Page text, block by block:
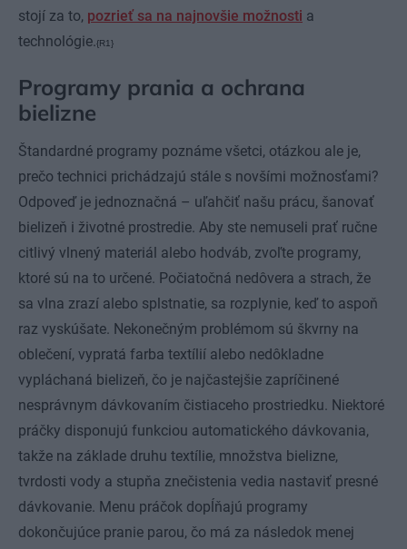
stojí za to, pozrieť sa na najnovšie možnosti a
technológie.{R1}
Programy prania a ochrana
bielizne
Štandardné programy poznáme všetci, otázkou ale je,
prečo technici prichádzajú stále s novšími možnosťami?
Odpoveď je jednoznačná – uľahčiť našu prácu, šanovať
bielizeň i životné prostredie. Aby ste nemuseli prať ručne
citlivý vlnený materiál alebo hodváb, zvoľte programy,
ktoré sú na to určené. Počiatočná nedôvera a strach, že
sa vlna zrazí alebo splstnatie, sa rozplynie, keď to aspoň
raz vyskúšate. Nekonečným problémom sú škvrny na
oblečení, vypratá farba textílií alebo nedôkladne
vypláchaná bielizeň, čo je najčastejšie zapríčinené
nesprávnym dávkovaním čistiaceho prostriedku. Niektoré
práčky disponujú funkciou automatického dávkovania,
takže na základe druhu textílie, množstva bielizne,
tvrdosti vody a stupňa znečistenia vedia nastaviť presné
dávkovanie. Menu práčok dopĺňajú programy
dokončujúce pranie parou, čo má za následok menej